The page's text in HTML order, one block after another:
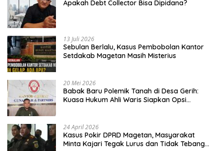
Apakah Debt Collector Bisa Dipidana?
13 Juli 2026
Sebulan Berlalu, Kasus Pembobolan Kantor
Setdakab Magetan Masih Misterius
20 Mei 2026
Babak Baru Polemik Tanah di Desa Gerih:
Kuasa Hukum Ahli Waris Siapkan Opsi
24 April 2026
Kasus Pokir DPRD Magetan, Masyarakat
Minta Kajari Tegak Lurus dan Tidak Tebang